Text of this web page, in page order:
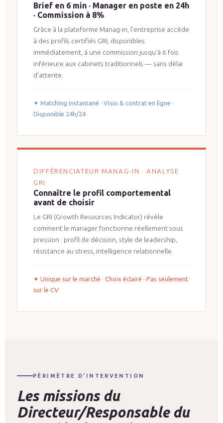
Brief en 6 min · Manager en poste en 24h
· Commission à 8%
Grâce à la plateforme Manag-in, l'entreprise accède
à des profils certifiés GRI, disponibles
immédiatement, à une commission jusqu'à 6 fois
inférieure aux cabinets traditionnels — sans délai
d'attente.
✦ Matching instantané · Visio & contrat en ligne ·
Disponible 24h/24
DIFFÉRENCIATEUR MANAG-IN · ANALYSE
GRI
Connaître le profil comportemental
avant de choisir
Le GRI (Growth Resources Indicator) révèle
comment le manager fonctionne réellement sous
pression : profil de décision, style de leadership,
résistance au stress, intelligence relationnelle.
✦ Unique sur le marché · Choix éclairé · Pas seulement
sur le CV
PÉRIMÈTRE D'INTERVENTION
Les missions du
Directeur/Responsable du